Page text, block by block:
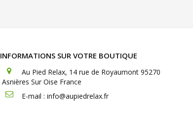
INFORMATIONS SUR VOTRE BOUTIQUE
Au Pied Relax, 14 rue de Royaumont 95270
Asnières Sur Oise France
E-mail : info@aupiedrelax.fr